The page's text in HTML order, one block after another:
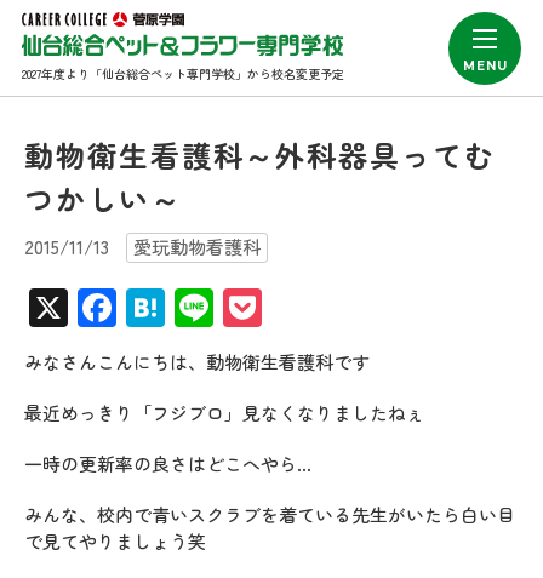
2027年度より「仙台総合ペット専門学校」から校名変更予定
動物衛生看護科～外科器具ってむ
つかしい～
2015/11/13 愛玩動物看護科
X Facebook
Hatena
Line
みなさんこんにちは、動物衛生看護科です
最近めっきり「フジブロ」見なくなりましたねぇ
一時の更新率の良さはどこへやら…
みんな、校内で青いスクラブを着ている先生がいたら白い目
で見てやりましょう笑